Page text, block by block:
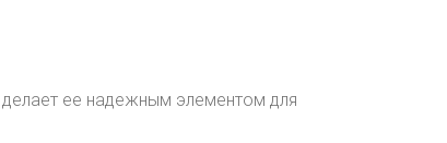
ее надежным элементом для